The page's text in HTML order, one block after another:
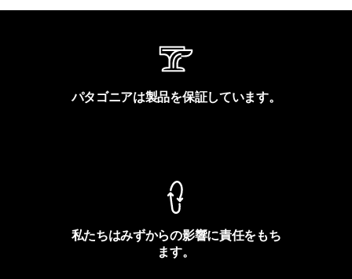
パタゴニアは製品を保証しています。
私たちはみずからの影響に責任をもち
ます。